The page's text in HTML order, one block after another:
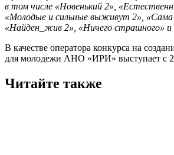
в том числе «Новенький 2»,
«Молодые и сильные выживут 2», «Сама
«Найден_жив 2», «Ничего страшного» и
В качестве оператора конкурса на
для молодежи АНО «ИРИ» выступает с
Читайте также